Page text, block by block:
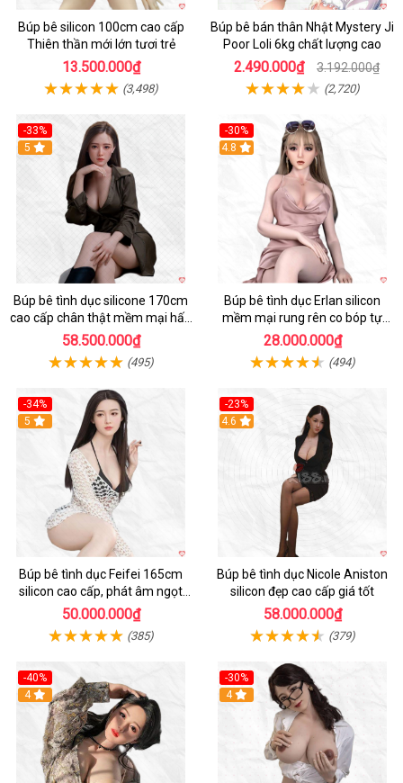
Búp bê silicon 100cm cao cấp
Thiên thần mới lớn tươi trẻ
13.500.000₫
(3,498)
Búp bê bán thân Nhật Mystery Ji
Poor Loli 6kg chất lượng cao
2.490.000₫ 3.192.000₫
(2,720)
-33%
5
Búp bê tình dục silicone 170cm
cao cấp chân thật mềm mại hấp
dẫn
58.500.000₫
(495)
-30%
4.8
Búp bê tình dục Erlan silicon
mềm mại rung rên co bóp tự
động
28.000.000₫
(494)
-34%
5
Búp bê tình dục Feifei 165cm
silicon cao cấp, phát âm ngọt
ngào, chân thực
50.000.000₫
(385)
-23%
4.6
Búp bê tình dục Nicole Aniston
silicon đẹp cao cấp giá tốt
58.000.000₫
(379)
-40%
4
-30%
4